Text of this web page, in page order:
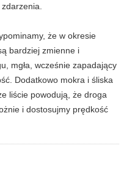
że w okresie
bardziej zmienne i
mgła, wcześnie zapadający
Dodatkowo mokra i śliska
liście powodują, że droga
i dostosujmy prędkość